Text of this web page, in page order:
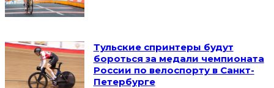
Тульские спринтеры будут
бороться за медали чемпионата
России по велоспорту в Санкт-
Петербурге